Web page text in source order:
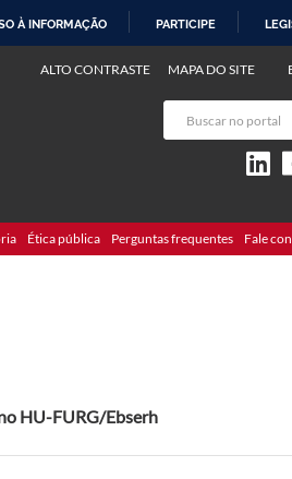
À INFORMAÇÃO PARTICIPE
ALTO CONTRASTE MAPA DO SITE
Ética pública Perguntas frequentes Fale
HU-FURG/Ebserh